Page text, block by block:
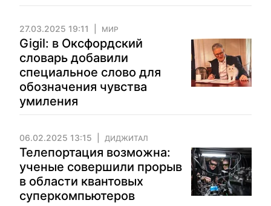
27.03.2025 19:11 МИР
Gigil: в Оксфордский
словарь добавили
специальное слово для
обозначения чувства
умиления
06.02.2025 13:15 ДИДЖИТАЛ
Телепортация возможна:
ученые совершили прорыв
в области квантовых
суперкомпьютеров